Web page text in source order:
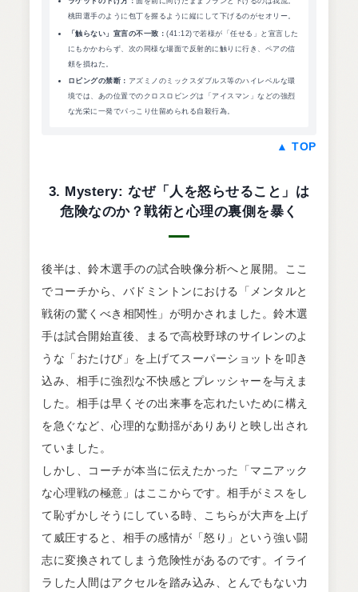
桃田選手のように包丁を握るように縦にして下げるのがセオリー。
「触らない」宣言の不一致：(41:12)で若様が「任せる」と宣言した
にもかかわらず、次の同様な場面で反射的に触りに行き、ペアの信
頼を損ねた。
ロビングの禁断： アズミノのミックスダブルス等のハイレベルな環
境では、あの位置でのクロスロビングは「アイスマン」などの強烈
な光栄に一発でパっこり仕留められる自殺行為。
▲ TOP
3. Mystery: なぜ「人を怒らせること」は
危険なのか？戦術と心理の裏側を暴く
後半は、鈴木選手のの試合映像分析へと展開。ここ
でコーチから、バドミントンにおける「メンタルと
戦術の驚くべき相関性」が明かされました。鈴木選
手は試合開始直後、まるで高校野球のサイレンのよ
うな「おたけび」を上げてスーパーショットを叩き
込み、相手に強烈な不快感とプレッシャーを与えま
した。相手は早くその出来事を忘れたいために構え
を急ぐなど、心理的な動揺がありありと映し出され
ていました。
しかし、コーチが本当に伝えたかった「マニアック
な心理戦の極意」はここからです。相手がミスをし
て恥ずかしそうにしている時、こちらが大声を上げ
て威圧すると、相手の感情が「怒り」という強い闘
志に変換されてしまう危険性があるのです。イライ
ラした人間はアクセルを踏み込み、とんでもない力